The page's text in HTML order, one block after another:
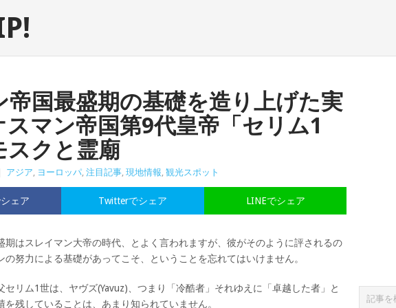
帝国最盛期の基礎を造り上げた実
スマン帝国第9代皇帝「セリム1
スクと霊廟
アジア, ヨーロッパ, 注目記事, 現地情報, 観光スポット
ェア LINEでシェア
Twitterでシェア
期はスレイマン大帝の時代、とよく言われますが、彼がそのように評されるの
の努力による基礎があってこそ、ということを忘れてはいけません。
セリム1世は、ヤヴズ(Yavuz)、つまり「冷酷者」それゆえに「卓越した者」と
を残していることは、あまり知られていません。